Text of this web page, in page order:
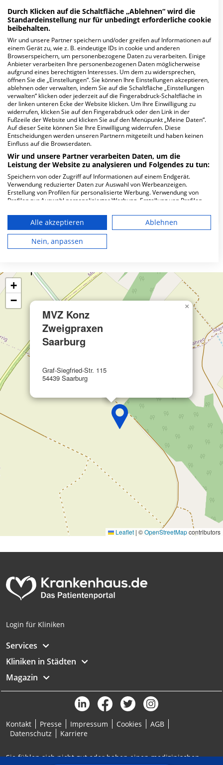
Mehr Informationen
FAQ
Hier ﬁnden Sie häuﬁg gestellte Fragen zu dieser Klinik.
Wie lautet die Adresse von MVZ Konz
Zweigpraxen Saarburg?
Graf-Siegfried-Str. 115
54439 Saarburg
Wie ist die Telefonnummer von MVZ Konz
Zweigpraxen Saarburg?
Karte
MVZ Konz
Zweigpraxen
Saarburg
Graf-Siegfried-Str. 115
54439 Saarburg
×
+
−
Leaflet | ©OpenStreetMapcontributors
Login für Kliniken
Services
Kliniken in Städten
Magazin
Kontakt Presse Impressum Cookies
AGB
Datenschutz
Karriere
Sie fühlen sich nicht gut oder haben einen medizinischen
Durch Klicken auf die Schaltfläche „Ablehnen“ wird die
Standardeinstellung nur für unbedingt erforderliche cookie
beibehalten.
Wir und unsere Partner speichern und/oder greifen auf Informationen auf
einem Gerät zu, wie z. B. eindeutige IDs in cookie und anderen
Browserspeichern, um personenbezogene Daten zu verarbeiten. Einige
Anbieter verarbeiten Ihre personenbezogenen Daten möglicherweise
aufgrund eines berechtigten Interesses. Um dem zu widersprechen,
öffnen Sie die „Einstellungen“. Sie können Ihre Einstellungen akzeptieren,
ablehnen oder verwalten, indem Sie auf die Schaltfläche „Einstellungen
verwalten“ klicken oder jederzeit auf die Fingerabdruck-Schaltfläche in
der linken unteren Ecke der Website klicken. Um Ihre Einwilligung zu
widerrufen, klicken Sie auf den Fingerabdruck oder den Link in der
Fußzeile der Website und klicken Sie auf den Menüpunkt „Meine Daten“.
Auf dieser Seite können Sie Ihre Einwilligung widerrufen. Diese
Entscheidungen werden unseren Partnern mitgeteilt und haben keinen
Einfluss auf die Browserdaten.
Wir und unsere Partner verarbeiten Daten, um die
Leistung der Website zu analysieren und Folgendes zu tun:
Speichern von oder Zugriff auf Informationen auf einem Endgerät.
Verwendung reduzierter Daten zur Auswahl von Werbeanzeigen.
Erstellung von Profilen für personalisierte Werbung. Verwendung von
Profilen zur Auswahl personalisierter Werbung. Erstellung von Profilen
personalisierter Inhalte. Messung der Werbeleistung. Messung der
Performance von Inhalten. Analyse von Zielgruppen durch Statistiken
oder Kombinationen von Daten aus verschiedenen Quellen. Entwicklung
und Verbesserung der Angebote. Verwendung reduzierter Daten zur
Auswahl von Inhalten.
Ihre Einwilligung und die cookie Richtlinie gelten ausschließlich für diese
Website/App.
Partnerliste anzeigen (1 IAB-Anbieter)
Wir nutzen Ihre Daten für folgende Zwecke:
IAB-Verarbeitungszwecke:
Speichern von oder Zugriff auf
Informationen auf einem Endgerät
Verwendung reduzierter Daten zur Auswahl
von Werbeanzeigen
Erstellung von Profilen für personalisierte
Werbung
Verwendung von Profilen zur Auswahl
personalisierter Werbung
Erstellung von Profilen zur Personalisierung
Verwendung von Profilen zur Auswahl
personalisierter Inhalte
Messung der Werbeleistung
Messung der Performance von Inhalten
Analyse von Zielgruppen durch Statistiken
Entwicklung und Verbesserung der
Angebote
von Inhalten
IAB-Besonderheiten:
Verwendung genauer Standortdaten
Geräte anhand von aktiv angeforderten
Nicht-IAB-Verarbeitungszwecke:
Notwendig
Performance
Funktional
Alle akzeptieren
Ablehnen
Nein, anpassen